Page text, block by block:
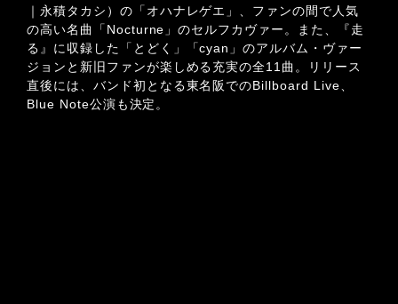
｜永積タカシ）の「オハナレゲエ」、ファンの間で人気
の高い名曲「Nocturne」のセルフカヴァー。また、『走
る』に収録した「とどく」「cyan」のアルバム・ヴァー
ジョンと新旧ファンが楽しめる充実の全11曲。リリース
直後には、バンド初となる東名阪でのBillboard Live、
Blue Note公演も決定。